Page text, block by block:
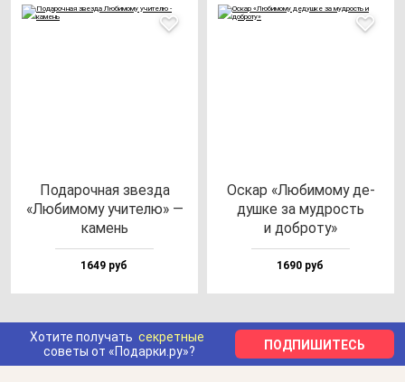
Пода­роч­ная звез­да
«Люби­мо­му учи­те­лю» —
ка­мень
1649 руб
Оскар «Люби­мо­му де­
душ­ке за муд­рость
и доб­ро­ту»
1690 руб
Хотите получать секретные
советы от «Подарки.ру»?
ПОДПИШИТЕСЬ